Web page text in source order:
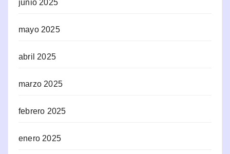
junio 2025
mayo 2025
abril 2025
marzo 2025
febrero 2025
enero 2025